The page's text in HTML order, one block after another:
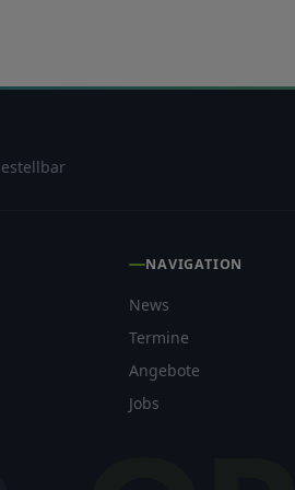
Die SB-
Elektro-Ladestation bei Günther? Ja! Unser
kurze Ladeaufenthalte. Welche Zahlungsmittel werden
NAVIGATION
News
Termine
Angebote
Jobs